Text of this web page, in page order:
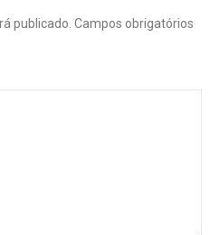
publicado. Campos obrigatórios